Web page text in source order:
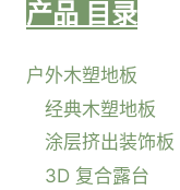
产品 目录
户外木塑地板
经典木塑地板
涂层挤出装饰板
3D 复合露台